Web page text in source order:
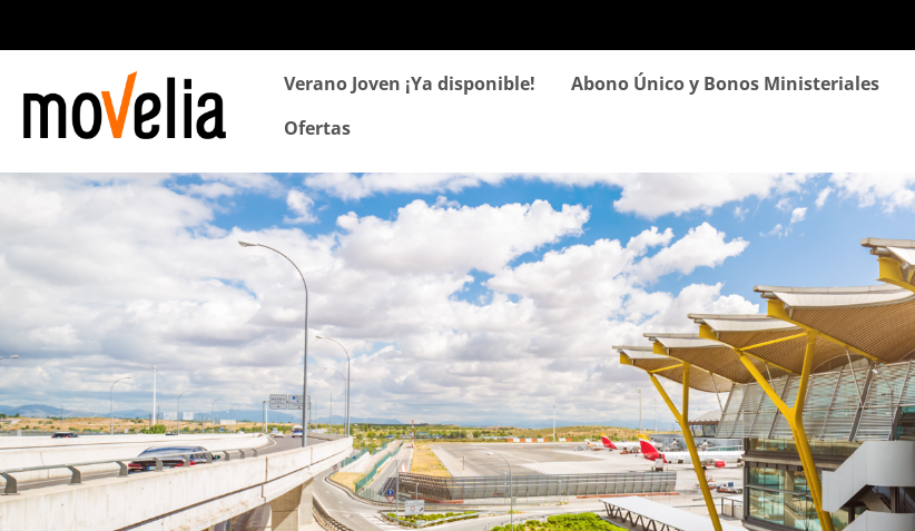
contenido
Navegación
principal
Verano Joven ¡Ya disponible! Abono Único y Bonos Ministeriales
Ofertas